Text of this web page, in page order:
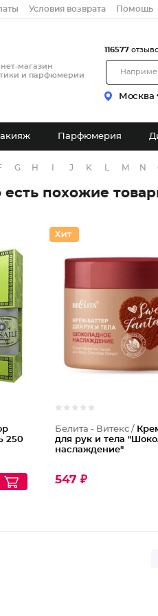
Условия возврата Помощь
магазин
и парфюмерии
Москва
116577
Парфюмерия
G H J K M N
похожие
250
Белита - Витекс /
для рук и тела
наслаждение"
547 ₽